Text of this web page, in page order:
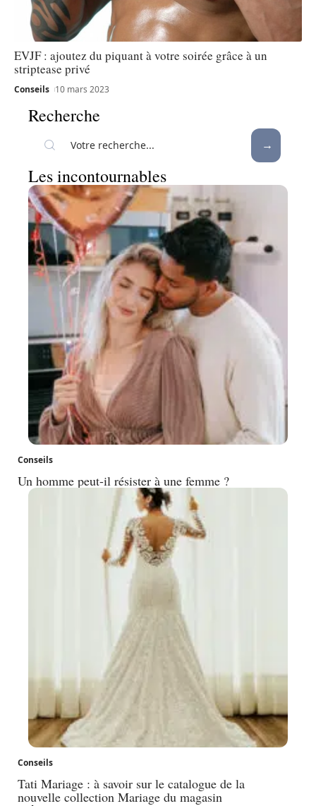
EVJF : ajoutez du piquant à votre soirée grâce à un
striptease privé
Conseils 10 mars 2023
Recherche
Les incontournables
Conseils
Un homme peut-il résister à une femme ?
Conseils
Tati Mariage : à savoir sur le catalogue de la
nouvelle collection Mariage du magasin